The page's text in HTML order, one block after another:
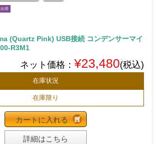
出荷
(Quartz Pink) USB接続 コンデンサーマイ
R3M1
ネット価格： ¥23,480(税込)
在庫状況
在庫限り
カートに入れる
詳細はこちら